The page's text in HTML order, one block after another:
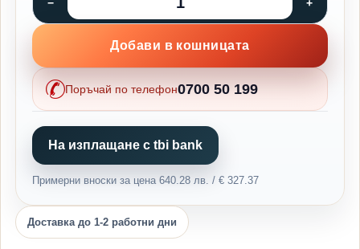
Добави в кошницата
Поръчай по телефон0700 50 199
На изплащане с tbi bank
Примерни вноски за цена 640.28 лв. / € 327.37
Доставка до 1-2 работни дни